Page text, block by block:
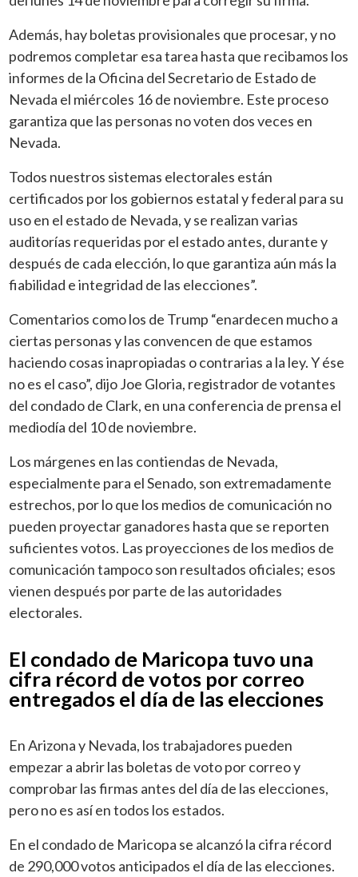
Además, hay boletas provisionales que procesar, y no
podremos completar esa tarea hasta que recibamos los
informes de la Oficina del Secretario de Estado de
Nevada el miércoles 16 de noviembre. Este proceso
garantiza que las personas no voten dos veces en
Nevada.
Todos nuestros sistemas electorales están
certificados por los gobiernos estatal y federal para su
uso en el estado de Nevada, y se realizan varias
auditorías requeridas por el estado antes, durante y
después de cada elección, lo que garantiza aún más la
fiabilidad e integridad de las elecciones”.
Comentarios como los de Trump “enardecen mucho a
ciertas personas y las convencen de que estamos
haciendo cosas inapropiadas o contrarias a la ley. Y ése
no es el caso”, dijo Joe Gloria, registrador de votantes
del condado de Clark, en una conferencia de prensa el
mediodía del 10 de noviembre.
Los márgenes en las contiendas de Nevada,
especialmente para el Senado, son extremadamente
estrechos, por lo que los medios de comunicación no
pueden proyectar ganadores hasta que se reporten
suficientes votos. Las proyecciones de los medios de
comunicación tampoco son resultados oficiales; esos
vienen después por parte de las autoridades
electorales.
El condado de Maricopa tuvo una
cifra récord de votos por correo
entregados el día de las elecciones
En Arizona y Nevada, los trabajadores pueden
empezar a abrir las boletas de voto por correo y
comprobar las firmas antes del día de las elecciones,
pero no es así en todos los estados.
En el condado de Maricopa se alcanzó la cifra récord
de 290,000 votos anticipados el día de las elecciones.